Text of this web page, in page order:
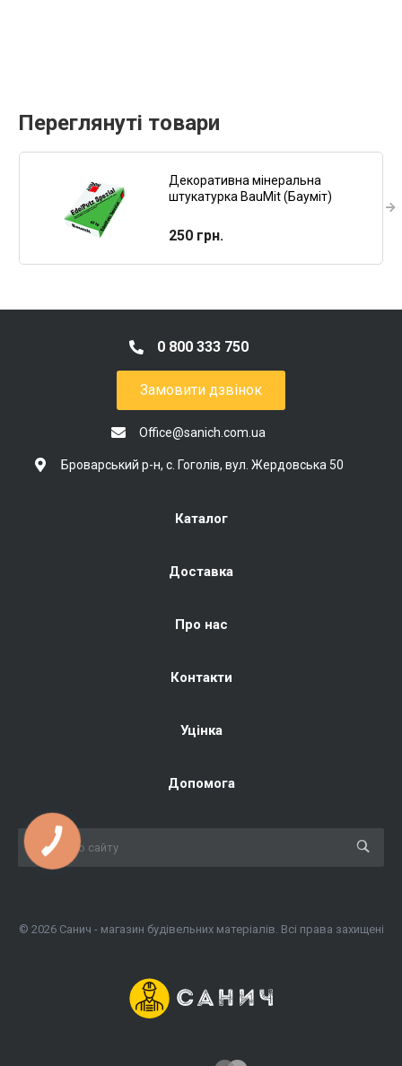
Переглянуті товари
Декоративна мінеральна
штукатурка BauMit (Бауміт)
250 грн.
0 800 333 750
Замовити дзвінок
Office@sanich.com.ua
Броварський р-н, с. Гоголів, вул. Жердовська 50
Каталог
Доставка
Про нас
Контакти
Уцінка
Допомога
© 2026 Санич - магазин будівельних матеріалів. Всі права захищені
КНОПКА
ЗВ'ЯЗКУ